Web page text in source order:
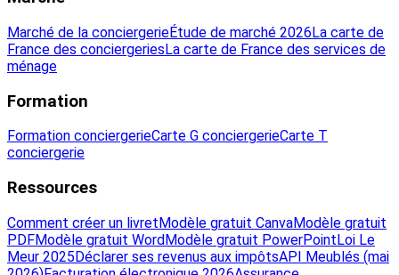
Marché de la conciergerieÉtude de marché 2026La carte de
France des conciergeriesLa carte de France des services de
ménage
Formation
Formation conciergerieCarte G conciergerieCarte T
conciergerie
Ressources
Comment créer un livretModèle gratuit CanvaModèle gratuit
PDFModèle gratuit WordModèle gratuit PowerPointLoi Le
Meur 2025Déclarer ses revenus aux impôtsAPI Meublés (mai